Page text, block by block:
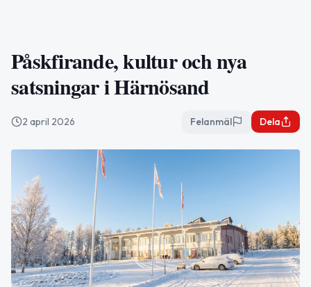
Påskfirande, kultur och nya
satsningar i Härnösand
2 april 2026 Felanmäl Dela